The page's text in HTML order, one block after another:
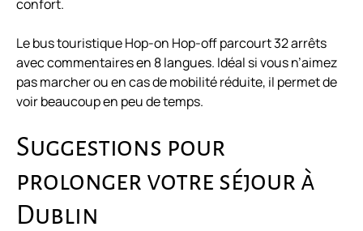
confort.
Le bus touristique Hop-on Hop-off parcourt 32 arrêts
avec commentaires en 8 langues. Idéal si vous n’aimez
pas marcher ou en cas de mobilité réduite, il permet de
voir beaucoup en peu de temps.
Suggestions pour
prolonger votre séjour à
Dublin